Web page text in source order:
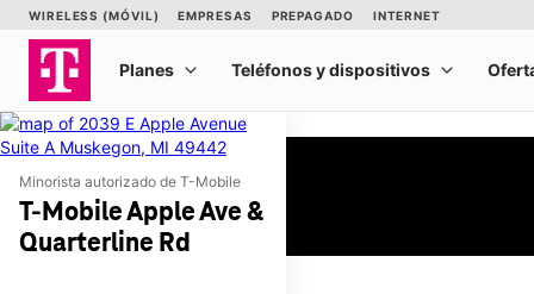
Minorista autorizado de T-Mobile
T-Mobile Apple Ave &
Quarterline Rd